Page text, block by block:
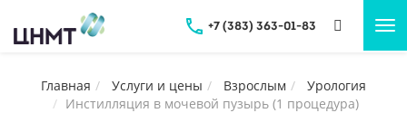
+7 (383) 363-01-83
Главная Услуги и цены Взрослым
Урология
Инстилляция в мочевой пузырь (1 процедура)